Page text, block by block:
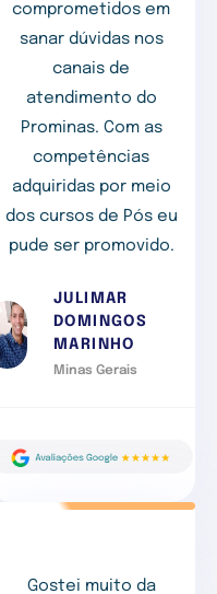
comprometidos em
sanar dúvidas nos
canais de
atendimento do
Prominas. Com as
competências
adquiridas por meio
dos cursos de Pós eu
pude ser promovido.
JULIMAR
DOMINGOS
MARINHO
Minas Gerais
Gostei muito da